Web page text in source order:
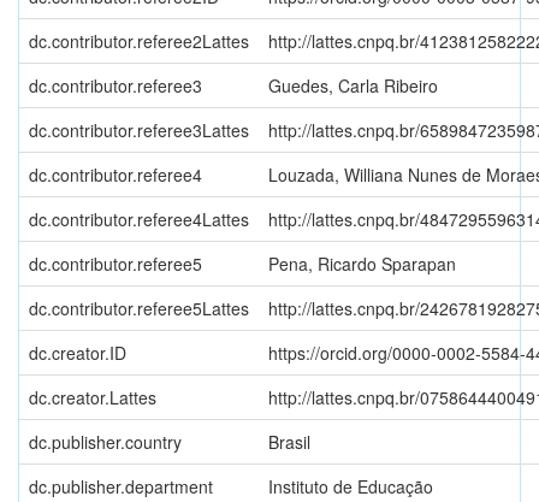
dc.contributor.referee2Lattes
http://lattes.cnpq.br/
dc.contributor.referee3
Guedes, Carla Ribeiro
dc.contributor.referee3Lattes
http://lattes.cnpq.br/
dc.contributor.referee4
Louzada, Williana Nunes de
dc.contributor.referee4Lattes
http://lattes.cnpq.br/
dc.contributor.referee5
Pena, Ricardo Sparapan
dc.contributor.referee5Lattes
http://lattes.cnpq.br/
dc.creator.ID
https://orcid.org/0000-0002-5584-
dc.creator.Lattes
http://lattes.cnpq.br/
dc.publisher.country
Brasil
dc.publisher.department
Instituto de Educação